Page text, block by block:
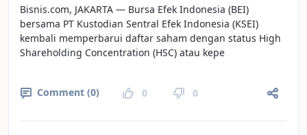
Bisnis.com, JAKARTA — Bursa Efek Indonesia (BEI)
bersama PT Kustodian Sentral Efek Indonesia (KSEI)
kembali memperbarui daftar saham dengan status High
Shareholding Concentration (HSC) atau kepe
Comment (0) 0 0